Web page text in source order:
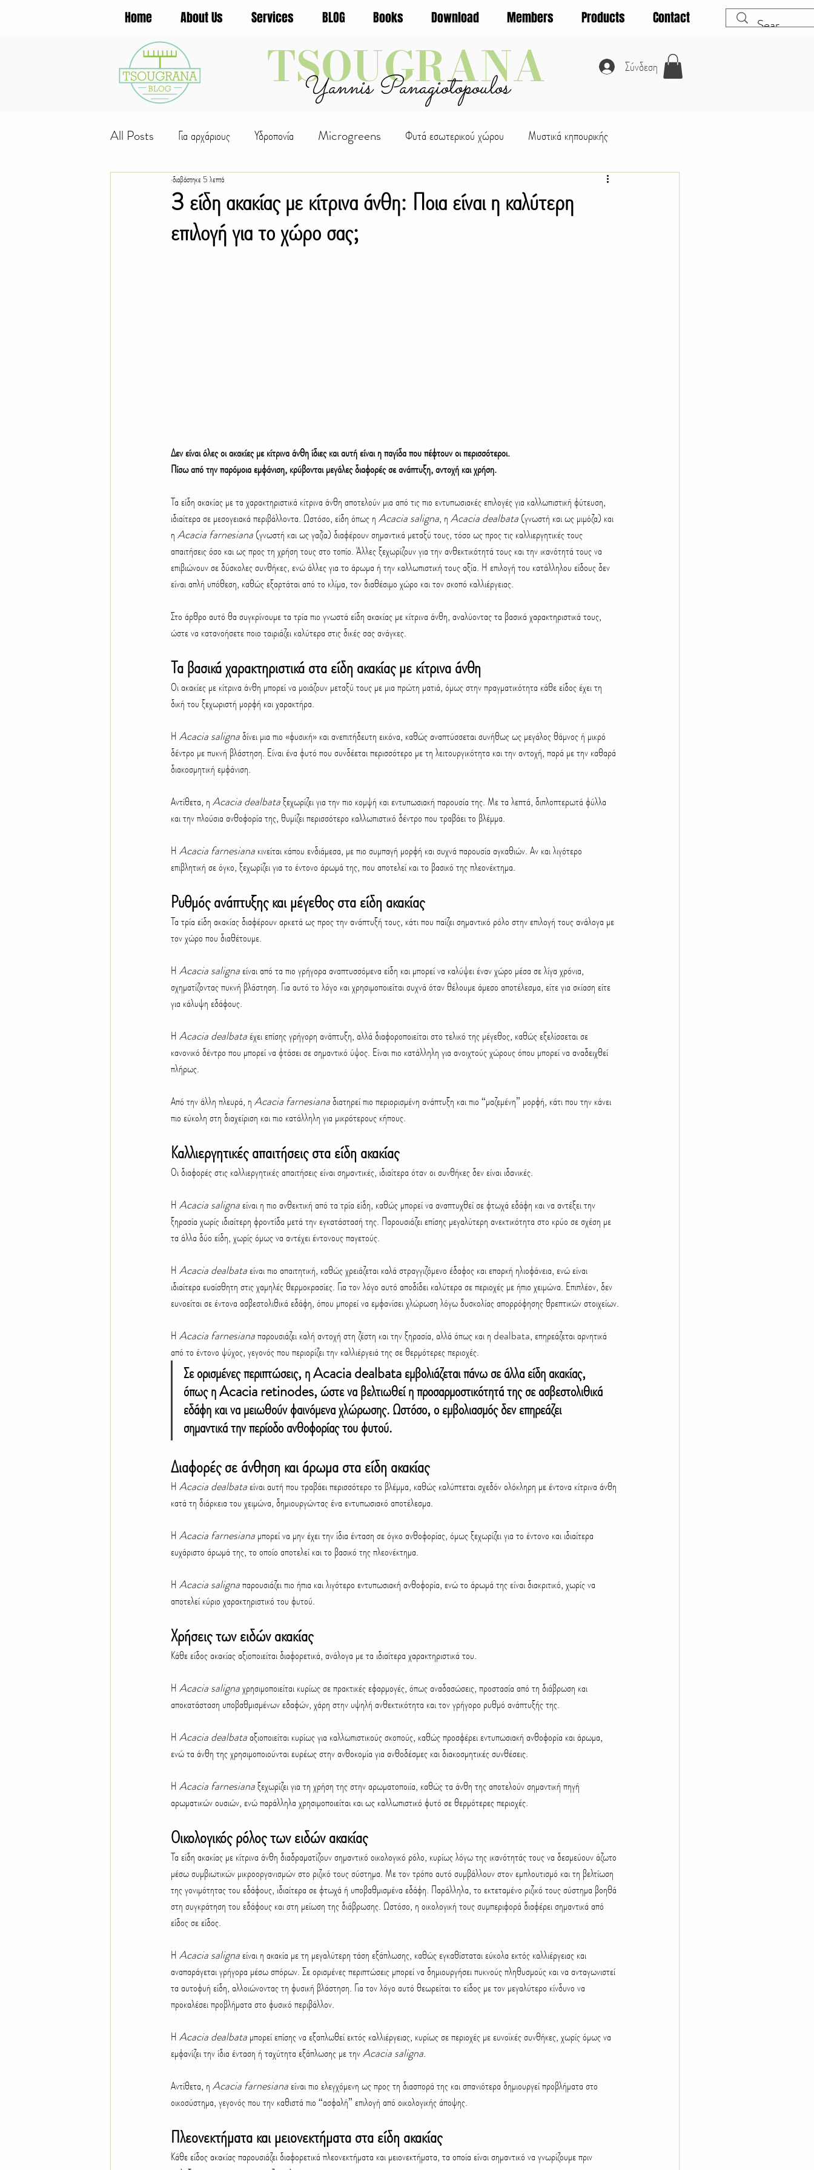
Home About Us Services BLOG Books Download Members Products Contact
TSOUGRANA
Yannis Panagiotopoulos
Σύνδεση
All Posts Για αρχάριους Υδροπονία Microgreens Φυτά εσωτερικού χώρου Μυστικά κηπουρικής
Φυτά για... Πολλαπλασιασμός Φυτών
Εργασίες εποχής Παιδική κηπουρική D.I.Y.
3 είδη ακακίας με κίτρινα άνθη: Ποια είναι η καλύτερη
επιλογή για το χώρο σας;
διαβάστηκε 5 λεπτά
Δεν είναι όλες οι ακακίες με κίτρινα άνθη ίδιες και αυτή είναι η παγίδα που πέφτουν οι περισσότεροι.
Πίσω από την παρόμοια εμφάνιση, κρύβονται μεγάλες διαφορές σε ανάπτυξη, αντοχή και χρήση.
Τα είδη ακακίας με τα χαρακτηριστικά κίτρινα άνθη αποτελούν μια από τις πιο εντυπωσιακές επιλογές για καλλωπιστική φύτευση,
ιδιαίτερα σε μεσογειακά περιβάλλοντα. Ωστόσο, είδη όπως η Acacia saligna, η Acacia dealbata (γνωστή και ως μιμόζα) και
η Acacia farnesiana (γνωστή και ως γαζία) διαφέρουν σημαντικά μεταξύ τους, τόσο ως προς τις καλλιεργητικές τους
απαιτήσεις όσο και ως προς τη χρήση τους στο τοπίο. Άλλες ξεχωρίζουν για την ανθεκτικότητά τους και την ικανότητά τους να
επιβιώνουν σε δύσκολες συνθήκες, ενώ άλλες για το άρωμα ή την καλλωπιστική τους αξία. Η επιλογή του κατάλληλου είδους δεν
είναι απλή υπόθεση, καθώς εξαρτάται από το κλίμα, τον διαθέσιμο χώρο και τον σκοπό καλλιέργειας.
Στο άρθρο αυτό θα συγκρίνουμε τα τρία πιο γνωστά είδη ακακίας με κίτρινα άνθη, αναλύοντας τα βασικά χαρακτηριστικά τους,
ώστε να κατανοήσετε ποιο ταιριάζει καλύτερα στις δικές σας ανάγκες.
Τα βασικά χαρακτηριστικά στα είδη ακακίας με κίτρινα άνθη
Οι ακακίες με κίτρινα άνθη μπορεί να μοιάζουν μεταξύ τους με μια πρώτη ματιά, όμως στην πραγματικότητα κάθε είδος έχει τη
δική του ξεχωριστή μορφή και χαρακτήρα.
Η Acacia saligna δίνει μια πιο «φυσική» και ανεπιτήδευτη εικόνα, καθώς αναπτύσσεται συνήθως ως μεγάλος θάμνος ή μικρό
δέντρο με πυκνή βλάστηση. Είναι ένα φυτό που συνδέεται περισσότερο με τη λειτουργικότητα και την αντοχή, παρά με την καθαρά
διακοσμητική εμφάνιση.
Αντίθετα, η Acacia dealbata ξεχωρίζει για την πιο κομψή και εντυπωσιακή παρουσία της. Με τα λεπτά, διπλοπτερωτά φύλλα
και την πλούσια ανθοφορία της, θυμίζει περισσότερο καλλωπιστικό δέντρο που τραβάει το βλέμμα.
Η Acacia farnesiana κινείται κάπου ενδιάμεσα, με πιο συμπαγή μορφή και συχνά παρουσία αγκαθιών. Αν και λιγότερο
επιβλητική σε όγκο, ξεχωρίζει για το έντονο άρωμά της, που αποτελεί και το βασικό της πλεονέκτημα.
Ρυθμός ανάπτυξης και μέγεθος στα είδη ακακίας
Τα τρία είδη ακακίας διαφέρουν αρκετά ως προς την ανάπτυξή τους, κάτι που παίζει σημαντικό ρόλο στην επιλογή τους ανάλογα με
τον χώρο που διαθέτουμε.
Η Acacia saligna είναι από τα πιο γρήγορα αναπτυσσόμενα είδη και μπορεί να καλύψει έναν χώρο μέσα σε λίγα χρόνια,
σχηματίζοντας πυκνή βλάστηση. Για αυτό το λόγο και χρησιμοποιείται συχνά όταν θέλουμε άμεσο αποτέλεσμα, είτε για σκίαση είτε
για κάλυψη εδάφους.
Η Acacia dealbata έχει επίσης γρήγορη ανάπτυξη, αλλά διαφοροποιείται στο τελικό της μέγεθος, καθώς εξελίσσεται σε
κανονικό δέντρο που μπορεί να φτάσει σε σημαντικό ύψος. Είναι πιο κατάλληλη για ανοιχτούς χώρους όπου μπορεί να αναδειχθεί
πλήρως.
Από την άλλη πλευρά, η Acacia farnesiana διατηρεί πιο περιορισμένη ανάπτυξη και πιο “μαζεμένη” μορφή, κάτι που την κάνει
πιο εύκολη στη διαχείριση και πιο κατάλληλη για μικρότερους κήπους.
Καλλιεργητικές απαιτήσεις στα είδη ακακίας
Οι διαφορές στις καλλιεργητικές απαιτήσεις είναι σημαντικές, ιδιαίτερα όταν οι συνθήκες δεν είναι ιδανικές.
Η Acacia saligna είναι η πιο ανθεκτική από τα τρία είδη, καθώς μπορεί να αναπτυχθεί σε φτωχά εδάφη και να αντέξει την
ξηρασία χωρίς ιδιαίτερη φροντίδα μετά την εγκατάστασή της. Παρουσιάζει επίσης μεγαλύτερη ανεκτικότητα στο κρύο σε σχέση με
τα άλλα δύο είδη, χωρίς όμως να αντέχει έντονους παγετούς.
Η Acacia dealbata είναι πιο απαιτητική, καθώς χρειάζεται καλά στραγγιζόμενο έδαφος και επαρκή ηλιοφάνεια, ενώ είναι
ιδιαίτερα ευαίσθητη στις χαμηλές θερμοκρασίες. Για τον λόγο αυτό αποδίδει καλύτερα σε περιοχές με ήπιο χειμώνα. Επιπλέον, δεν
ευνοείται σε έντονα ασβεστολιθικά εδάφη, όπου μπορεί να εμφανίσει χλώρωση λόγω δυσκολίας απορρόφησης θρεπτικών στοιχείων.
Η Acacia farnesiana παρουσιάζει καλή αντοχή στη ζέστη και την ξηρασία, αλλά όπως και η dealbata, επηρεάζεται αρνητικά
από το έντονο ψύχος, γεγονός που περιορίζει την καλλιέργειά της σε θερμότερες περιοχές.
Σε ορισμένες περιπτώσεις, η Acacia dealbata εμβολιάζεται πάνω σε άλλα είδη ακακίας,
όπως η Acacia retinodes, ώστε να βελτιωθεί η προσαρμοστικότητά της σε ασβεστολιθικά
εδάφη και να μειωθούν φαινόμενα χλώρωσης. Ωστόσο, ο εμβολιασμός δεν επηρεάζει
σημαντικά την περίοδο ανθοφορίας του φυτού.
Διαφορές σε άνθηση και άρωμα στα είδη ακακίας
Η Acacia dealbata είναι αυτή που τραβάει περισσότερο το βλέμμα, καθώς καλύπτεται σχεδόν ολόκληρη με έντονα κίτρινα άνθη
κατά τη διάρκεια του χειμώνα, δημιουργώντας ένα εντυπωσιακό αποτέλεσμα.
Η Acacia farnesiana μπορεί να μην έχει την ίδια ένταση σε όγκο ανθοφορίας, όμως ξεχωρίζει για το έντονο και ιδιαίτερα
ευχάριστο άρωμά της, το οποίο αποτελεί και το βασικό της πλεονέκτημα.
Η Acacia saligna παρουσιάζει πιο ήπια και λιγότερο εντυπωσιακή ανθοφορία, ενώ το άρωμά της είναι διακριτικό, χωρίς να
αποτελεί κύριο χαρακτηριστικό του φυτού.
Χρήσεις των ειδών ακακίας
Κάθε είδος ακακίας αξιοποιείται διαφορετικά, ανάλογα με τα ιδιαίτερα χαρακτηριστικά του.
Η Acacia saligna χρησιμοποιείται κυρίως σε πρακτικές εφαρμογές, όπως αναδασώσεις, προστασία από τη διάβρωση και
αποκατάσταση υποβαθμισμένων εδαφών, χάρη στην υψηλή ανθεκτικότητα και τον γρήγορο ρυθμό ανάπτυξής της.
Η Acacia dealbata αξιοποιείται κυρίως για καλλωπιστικούς σκοπούς, καθώς προσφέρει εντυπωσιακή ανθοφορία και άρωμα,
ενώ τα άνθη της χρησιμοποιούνται ευρέως στην ανθοκομία για ανθοδέσμες και διακοσμητικές συνθέσεις.
Η Acacia farnesiana ξεχωρίζει για τη χρήση της στην αρωματοποιία, καθώς τα άνθη της αποτελούν σημαντική πηγή
αρωματικών ουσιών, ενώ παράλληλα χρησιμοποιείται και ως καλλωπιστικό φυτό σε θερμότερες περιοχές.
Οικολογικός ρόλος των ειδών ακακίας
Τα είδη ακακίας με κίτρινα άνθη διαδραματίζουν σημαντικό οικολογικό ρόλο, κυρίως λόγω της ικανότητάς τους να δεσμεύουν άζωτο
μέσω συμβιωτικών μικροοργανισμών στο ριζικό τους σύστημα. Με τον τρόπο αυτό συμβάλλουν στον εμπλουτισμό και τη βελτίωση
της γονιμότητας του εδάφους, ιδιαίτερα σε φτωχά ή υποβαθμισμένα εδάφη. Παράλληλα, το εκτεταμένο ριζικό τους σύστημα βοηθά
στη συγκράτηση του εδάφους και στη μείωση της διάβρωσης. Ωστόσο, η οικολογική τους συμπεριφορά διαφέρει σημαντικά από
είδος σε είδος.
Η Acacia saligna είναι η ακακία με τη μεγαλύτερη τάση εξάπλωσης, καθώς εγκαθίσταται εύκολα εκτός καλλιέργειας και
αναπαράγεται γρήγορα μέσω σπόρων. Σε ορισμένες περιπτώσεις μπορεί να δημιουργήσει πυκνούς πληθυσμούς και να ανταγωνιστεί
τα αυτοφυή είδη, αλλοιώνοντας τη φυσική βλάστηση. Για τον λόγο αυτό θεωρείται το είδος με τον μεγαλύτερο κίνδυνο να
προκαλέσει προβλήματα στο φυσικό περιβάλλον.
Η Acacia dealbata μπορεί επίσης να εξαπλωθεί εκτός καλλιέργειας, κυρίως σε περιοχές με ευνοϊκές συνθήκες, χωρίς όμως να
εμφανίζει την ίδια ένταση ή ταχύτητα εξάπλωσης με την Acacia saligna.
Αντίθετα, η Acacia farnesiana είναι πιο ελεγχόμενη ως προς τη διασπορά της και σπανιότερα δημιουργεί προβλήματα στο
οικοσύστημα, γεγονός που την καθιστά πιο “ασφαλή” επιλογή από οικολογικής άποψης.
Πλεονεκτήματα και μειονεκτήματα στα είδη ακακίας
Κάθε είδος ακακίας παρουσιάζει διαφορετικά πλεονεκτήματα και μειονεκτήματα, τα οποία είναι σημαντικό να γνωρίζουμε πριν